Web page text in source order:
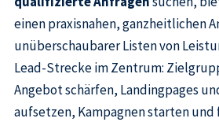
einen praxisnahen, ganzheitlichen
unüberschaubarer Listen von
Lead-Strecke im Zentrum:
Angebot schärfen, Landingpages
aufsetzen, Kampagnen starten